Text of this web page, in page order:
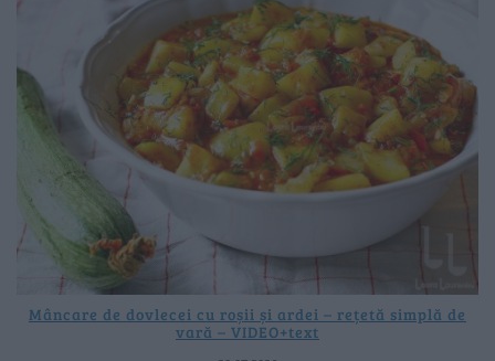
Mâncare de dovlecei cu roșii și ardei – rețetă simplă de
vară – VIDEO+text